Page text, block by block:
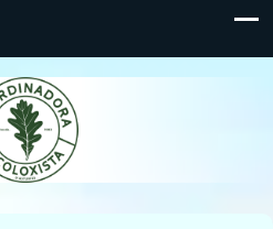
Ecoloxista